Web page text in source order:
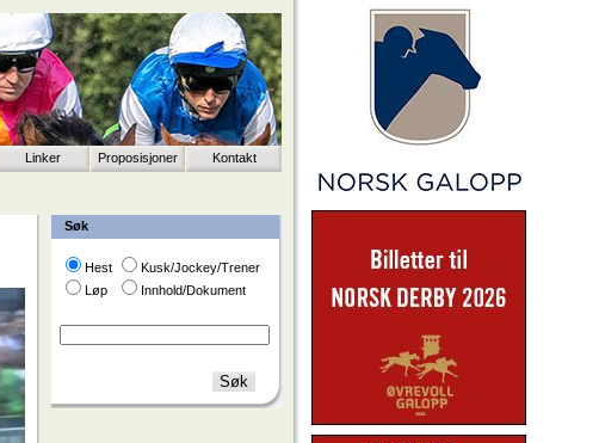
Linker Proposisjoner Kontakt
Søk
Hest
Kusk/Jockey/Trener
Løp
Innhold/Dokument